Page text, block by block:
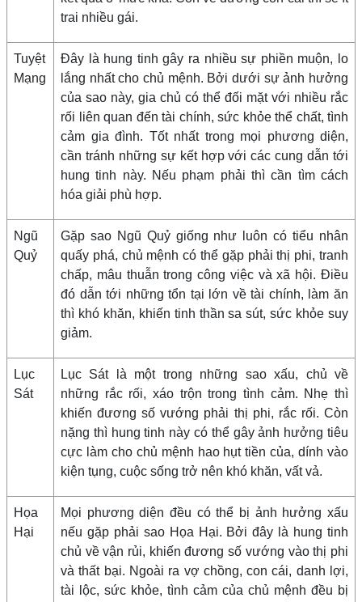
trai nhiều gái.
Tuyệt
Mạng
Đây là hung tinh gây ra nhiều sự phiền muộn, lo
lắng nhất cho chủ mệnh. Bởi dưới sự ảnh hưởng
của sao này, gia chủ có thể đối mặt với nhiều rắc
rối liên quan đến tài chính, sức khỏe thể chất, tình
cảm gia đình. Tốt nhất trong mọi phương diện,
cần tránh những sự kết hợp với các cung dẫn tới
hung tinh này. Nếu phạm phải thì cần tìm cách
hóa giải phù hợp.
Ngũ
Quỷ
Gặp sao Ngũ Quỷ giống như luôn có tiểu nhân
quấy phá, chủ mệnh có thể gặp phải thị phi, tranh
chấp, mâu thuẫn trong công việc và xã hội. Điều
đó dẫn tới những tổn tại lớn về tài chính, làm ăn
thì khó khăn, khiến tinh thần sa sút, sức khỏe suy
giảm.
Lục
Sát
Lục Sát là một trong những sao xấu, chủ về
những rắc rối, xáo trộn trong tình cảm. Nhẹ thì
khiến đương số vướng phải thị phi, rắc rối. Còn
nặng thì hung tinh này có thể gây ảnh hưởng tiêu
cực làm cho chủ mệnh hao hụt tiền của, dính vào
kiện tụng, cuộc sống trở nên khó khăn, vất vả.
Họa
Hại
Mọi phương diện đều có thể bị ảnh hưởng xấu
nếu gặp phải sao Họa Hại. Bởi đây là hung tinh
chủ về vận rủi, khiến đương số vướng vào thị phi
và thất bại. Ngoài ra vợ chồng, con cái, danh lợi,
tài lộc, sức khỏe, tình cảm của chủ mệnh đều bị